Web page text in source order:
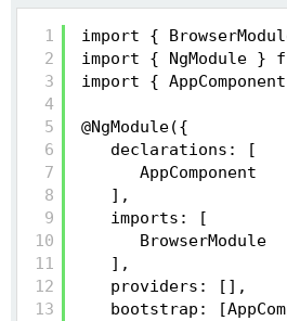
1
2
3
4
5
6
7
8
9
10
11
12
13
import {
import { NgModule }
import {
@NgModule({
declarations: [
AppComponent
],
imports: [
BrowserModule
],
providers: [],
bootstrap: